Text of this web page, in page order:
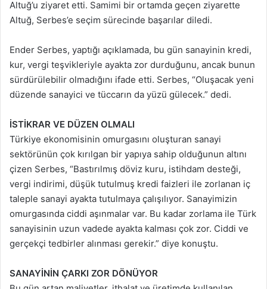
Altuğ’u ziyaret etti. Samimi bir ortamda geçen ziyarette
Altuğ, Serbes’e seçim sürecinde başarılar diledi.
Ender Serbes, yaptığı açıklamada, bu gün sanayinin kredi,
kur, vergi teşvikleriyle ayakta zor durduğunu, ancak bunun
sürdürülebilir olmadığını ifade etti. Serbes, “Oluşacak yeni
düzende sanayici ve tüccarın da yüzü gülecek.” dedi.
İSTİKRAR VE DÜZEN OLMALI
Türkiye ekonomisinin omurgasını oluşturan sanayi
sektörünün çok kırılgan bir yapıya sahip olduğunun altını
çizen Serbes, “Bastırılmış döviz kuru, istihdam desteği,
vergi indirimi, düşük tutulmuş kredi faizleri ile zorlanan iç
taleple sanayi ayakta tutulmaya çalışılıyor. Sanayimizin
omurgasında ciddi aşınmalar var. Bu kadar zorlama ile Türk
sanayisinin uzun vadede ayakta kalması çok zor. Ciddi ve
gerçekçi tedbirler alınması gerekir.” diye konuştu.
SANAYİNİN ÇARKI ZOR DÖNÜYOR